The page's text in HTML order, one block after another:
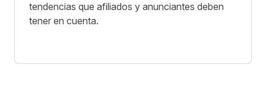
tendencias que afiliados y anunciantes deben
tener en cuenta.